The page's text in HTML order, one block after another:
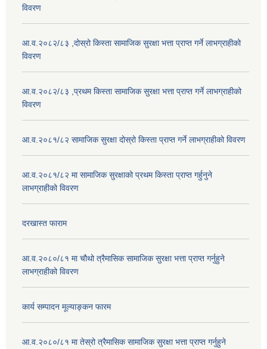
विवरण
आ.व.२०८२/८३ ,दोस्रो किस्ता सामाजिक सुरक्षा भत्ता प्राप्त गर्ने लाभग्राहीको
विवरण
आ.व.२०८२/८३ ,प्रथम किस्ता सामाजिक सुरक्षा भत्ता प्राप्त गर्ने लाभग्राहीको
विवरण
आ.व.२०८१/८२ सामाजिक सुरक्षा दोस्रो किस्ता प्राप्त गर्ने लाभग्राहीको विवरण
आ.व.२०८१/८२ मा सामाजिक सुरक्षाको प्रथम किस्ता प्राप्त गर्हुनुने
लाभग्राहीको विवरण
दरखास्त फाराम
आ.व.२०८०/८१ मा चौथो त्रैमासिक सामाजिक सुरक्षा भत्ता प्राप्त गर्नुहुने
लाभग्राहीको विवरण
कार्य सम्पादन मूल्याङ्कन फारम
आ.व.२०८०/८१ मा तेस्रो त्रैमासिक सामाजिक सुरक्षा भत्ता प्राप्त गर्नुहुने